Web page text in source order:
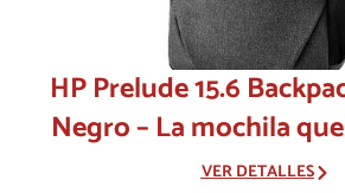
HP Prelude 15.6
Negro – La mochila
laptop en cada
VER DETALLES